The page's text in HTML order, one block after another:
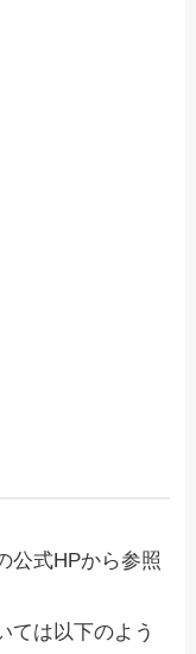
公式HPから参照
ては以下のよう